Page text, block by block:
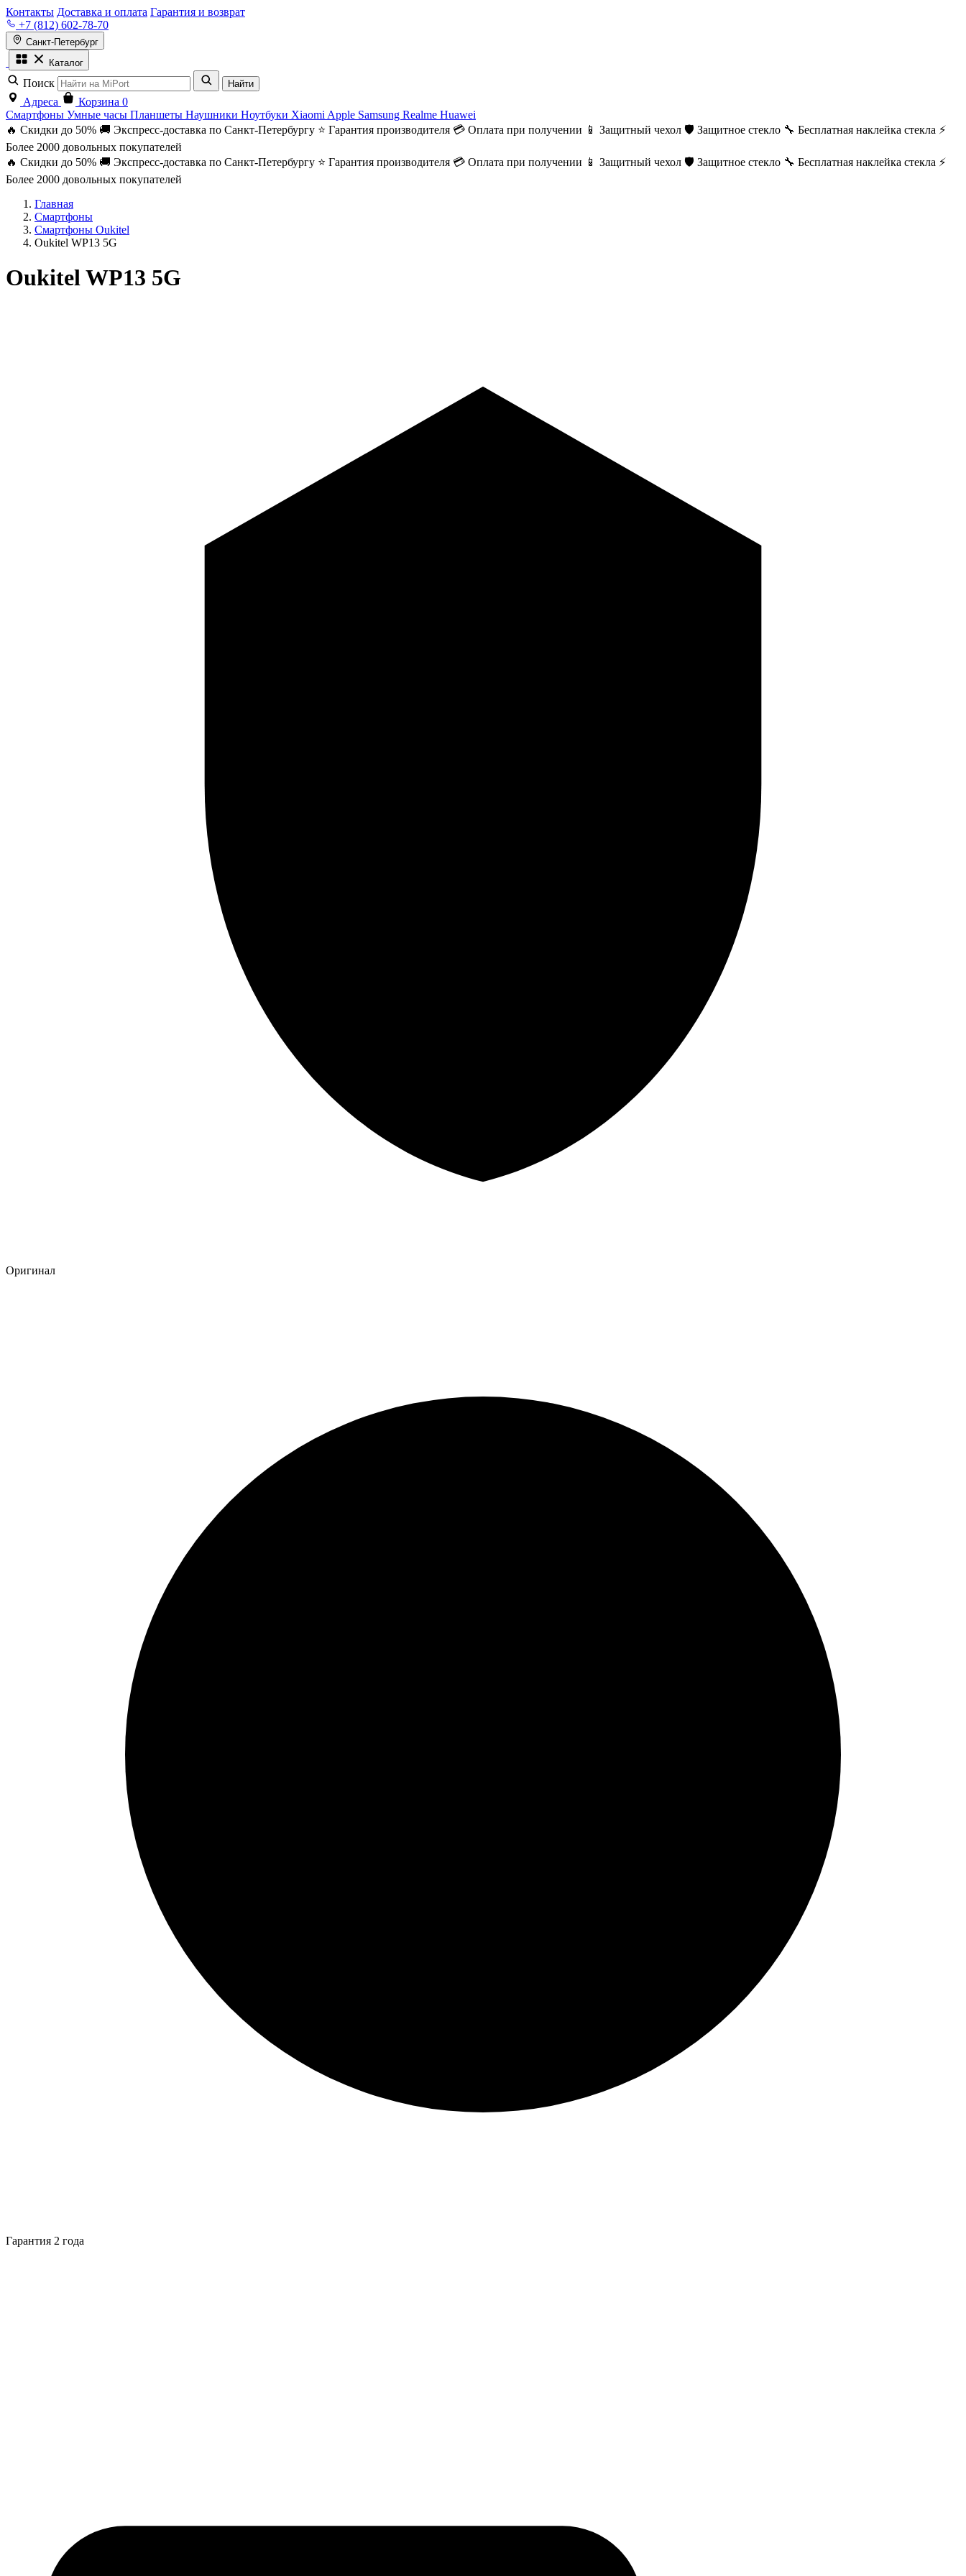
Контакты Доставка и оплата Гарантия и возврат
+7 (812) 602-78-70
Санкт-Петербург
Каталог
Поиск Найти
Адреса Корзина 0
Смартфоны Умные часы Планшеты Наушники Ноутбуки Xiaomi Apple Samsung Realme Huawei
🔥 Скидки до 50% 🚚 Экспресс-доставка по Санкт-Петербургу ⭐ Гарантия производителя 💳 Оплата при получении 📱 Защитный чехол 🛡️ Защитное стекло 🔧 Бесплатная наклейка стекла ⚡
Более 2000 довольных покупателей
🔥 Скидки до 50% 🚚 Экспресс-доставка по Санкт-Петербургу ⭐ Гарантия производителя 💳 Оплата при получении 📱 Защитный чехол 🛡️ Защитное стекло 🔧 Бесплатная наклейка стекла ⚡
Более 2000 довольных покупателей
Главная
Смартфоны
Смартфоны Oukitel
Oukitel WP13 5G
Oukitel WP13 5G
Оригинал
Гарантия 2 года